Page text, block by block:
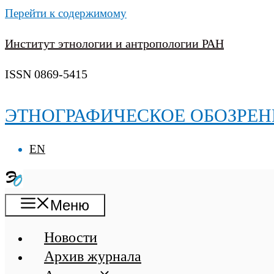
Перейти к содержимому
Институт этнологии и антропологии РАН
ISSN 0869-5415
ЭТНОГРАФИЧЕСКОЕ
EN
Меню
Новости
Архив журнала